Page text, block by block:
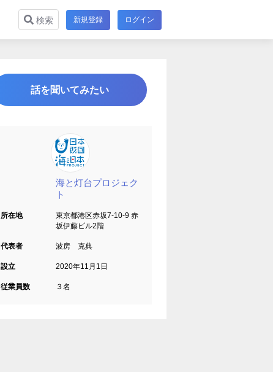
検索 新規登録 ログイン
話を聞いてみたい
海と灯台プロジェク
ト
所在地
東京都港区赤坂7-10-9 赤
坂伊藤ビル2階
代表者 波房 克典
設立 2020年11月1日
従業員数 ３名